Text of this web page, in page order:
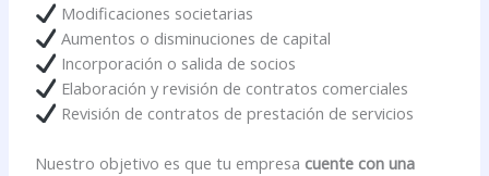
Modificaciones societarias
Aumentos o disminuciones de capital
Incorporación o salida de socios
Elaboración y revisión de contratos comerciales
Revisión de contratos de prestación de servicios
Nuestro objetivo es que tu empresa cuente con una